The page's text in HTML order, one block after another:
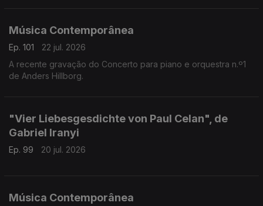
Música Contemporânea
Ep. 101
22 jul. 2026
A recente gravação do Concerto para piano e orquestra n.º1
de Anders Hillborg.
"Vier Liebesgesdichte von Paul Celan", de
Gabriel Iranyi
Ep. 99 20 jul. 2026
Música Contemporânea